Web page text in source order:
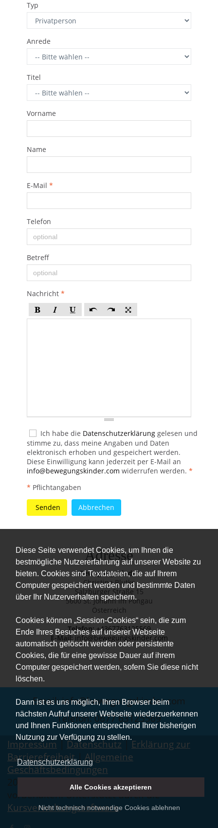
Diese Seite verwendet Cookies, um Ihnen die
bestmögliche Nutzererfahrung auf unserer Website zu
bieten. Cookies sind Textdateien, die auf Ihrem
Computer gespeichert werden und bestimmte Daten
über Ihr Nutzerverhalten speichern.
Cookies können „Session-Cookies“ sein, die zum
Ende Ihres Besuches auf unserer Webseite
automatisch gelöscht werden oder persistente
Cookies, die für eine gewisse Dauer auf ihrem
Computer gespeichert werden, sofern Sie diese nicht
löschen.
Dann ist es uns möglich, Ihren Browser beim
nächsten Aufruf unserer Webseite wiederzuerkennen
und Ihnen Funktionen entsprechend Ihrer bisherigen
Nutzung zur Verfügung zu stellen.
Datenschutzerklärung
Nicht technisch notwendige Cookies ablehnen
Alle Cookies akzeptieren
Typ
Anrede
Titel
Vorname
Name
E-Mail *
Telefon
Betreff
Nachricht *
Ich habe die Datenschutzerklärung gelesen und
stimme zu, dass meine Angaben und Daten
elektronisch erhoben und gespeichert werden.
Diese Einwilligung kann jederzeit per E-Mail an
info@bewegungskinder.com widerrufen werden. *
* Pflichtangaben
Senden Abbrechen
Adresse
Bewegungskinder
Christina Blutke
Salzburger Straße 15
5600 St. Johann im Pongau
Österreich
Telefon: +4367763125569
E-Mail: info@bewegungskinder.com
Email: info@bewegungskinder.com
Telefon: 0677 63125569
Impressum Datenschutz
Erklärung zur
Barrierefreiheit|Allgemeine
Geschäftsbedingungen
2026 © Bewegungskinder. Alle Rechte
vorbehalten. Unterstützt durch die
Kursverwaltungssoftware.